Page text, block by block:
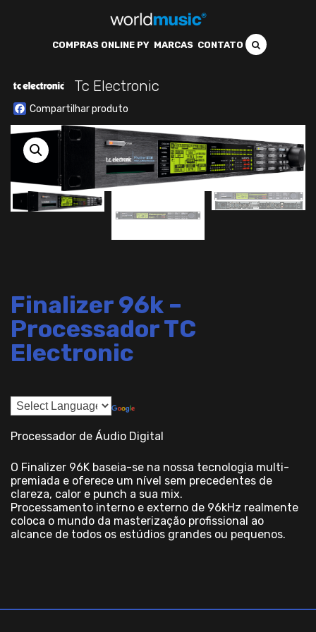
COMPRAS ONLINE PY MARCAS CONTATO
Tc Electronic
Facebook
Finalizer 96k –
Processador TC
Electronic
Processador de Áudio Digital
O Finalizer 96K baseia-se na nossa tecnologia multi-
premiada e oferece um nível sem precedentes de
clareza, calor e punch a sua mix.
Processamento interno e externo de 96kHz realmente
coloca o mundo da masterização profissional ao
alcance de todos os estúdios grandes ou pequenos.